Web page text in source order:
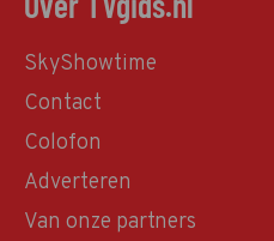
SkyShowtime
Contact
Colofon
Adverteren
Van onze partners